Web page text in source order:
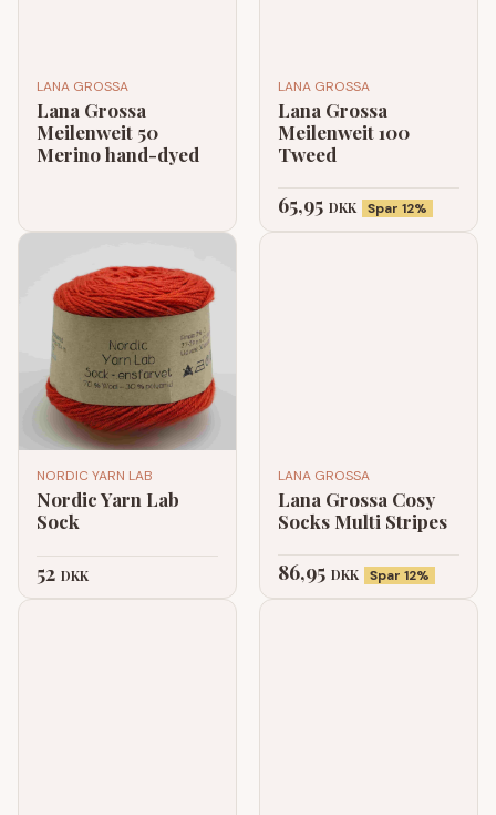
LANA GROSSA
Lana Grossa
Meilenweit 50
Merino hand-dyed
LANA GROSSA
Lana Grossa
Meilenweit 100
Tweed
65,95 DKK Spar 12%
NORDIC YARN LAB
Nordic Yarn Lab
Sock
52 DKK
LANA GROSSA
Lana Grossa Cosy
Socks Multi Stripes
86,95 DKK Spar 12%